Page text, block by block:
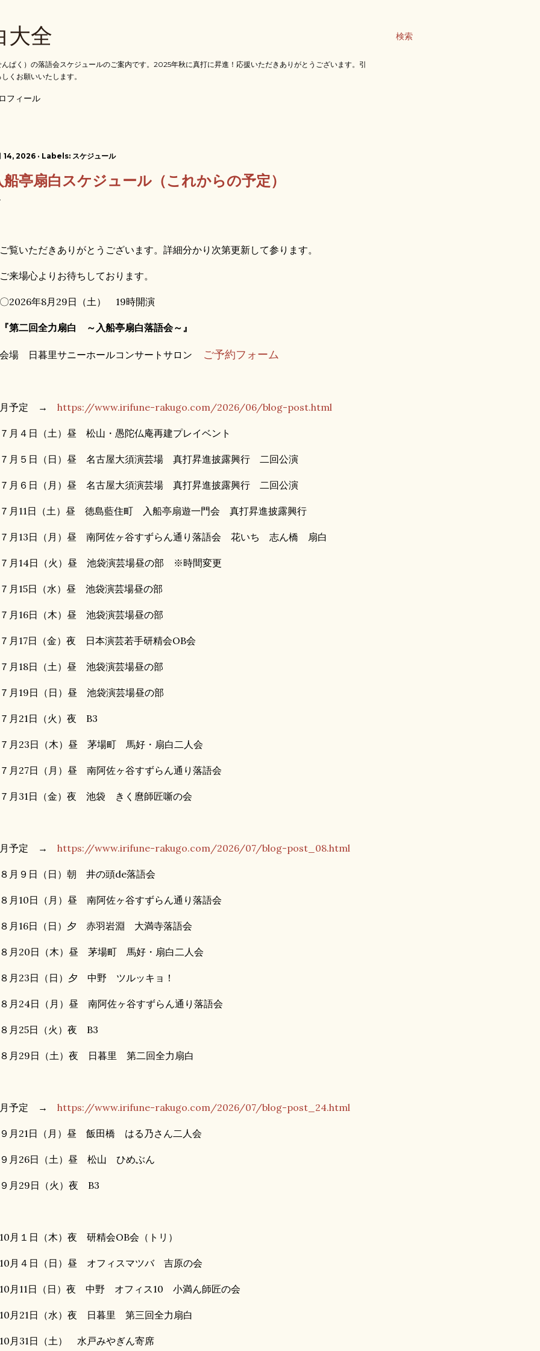
検索
大全
ぱく）の落語会スケジュールのご案内です。2025年秋に真打に昇進！応援いただきありがとうございます。引
くお願いいたします。
フィール
14, 2026 Labels: スケジュール
船亭扇白スケジュール（これからの予定）
覧いただきありがとうございます。詳細分かり次第更新して参ります。
来場心よりお待ちしております。
2026年8月29日（土） 19時開演
第二回全力扇白 ～入船亭扇白落語会～』
場 日暮里サニーホールコンサートサロン ご予約フォーム
月予定 → https://www.irifune-rakugo.com/2026/06/blog-post.html
月４日（土）昼 松山・愚陀仏庵再建プレイベント
月５日（日）昼 名古屋大須演芸場 真打昇進披露興行 二回公演
月６日（月）昼 名古屋大須演芸場 真打昇進披露興行 二回公演
月11日（土）昼 徳島藍住町 入船亭扇遊一門会 真打昇進披露興行
月13日（月）昼 南阿佐ヶ谷すずらん通り落語会 花いち 志ん橋 扇白
月14日（火）昼 池袋演芸場昼の部 ※時間変更
月15日（水）昼 池袋演芸場昼の部
月16日（木）昼 池袋演芸場昼の部
月17日（金）夜 日本演芸若手研精会OB会
月18日（土）昼 池袋演芸場昼の部
月19日（日）昼 池袋演芸場昼の部
月21日（火）夜 B3
月23日（木）昼 茅場町 馬好・扇白二人会
月27日（月）昼 南阿佐ヶ谷すずらん通り落語会
月31日（金）夜 池袋 きく麿師匠噺の会
月予定 → https://www.irifune-rakugo.com/2026/07/blog-post_08.html
月９日（日）朝 井の頭de落語会
月10日（月）昼 南阿佐ヶ谷すずらん通り落語会
月16日（日）夕 赤羽岩淵 大満寺落語会
月20日（木）昼 茅場町 馬好・扇白二人会
月23日（日）夕 中野 ツルッキョ！
月24日（月）昼 南阿佐ヶ谷すずらん通り落語会
月25日（火）夜 B3
月29日（土）夜 日暮里 第二回全力扇白
月予定 → https://www.irifune-rakugo.com/2026/07/blog-post_24.html
月21日（月）昼 飯田橋 はる乃さん二人会
月26日（土）昼 松山 ひめぶん
月29日（火）夜 B3
月１日（木）夜 研精会OB会（トリ）
月４日（日）昼 オフィスマツバ 吉原の会
月11日（日）夜 中野 オフィス10 小満ん師匠の会
月21日（水）夜 日暮里 第三回全力扇白
月31日（土） 水戸みやぎん寄席